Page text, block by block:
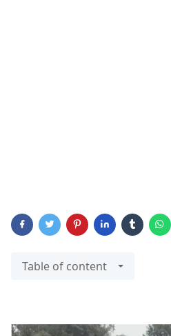
Table of content